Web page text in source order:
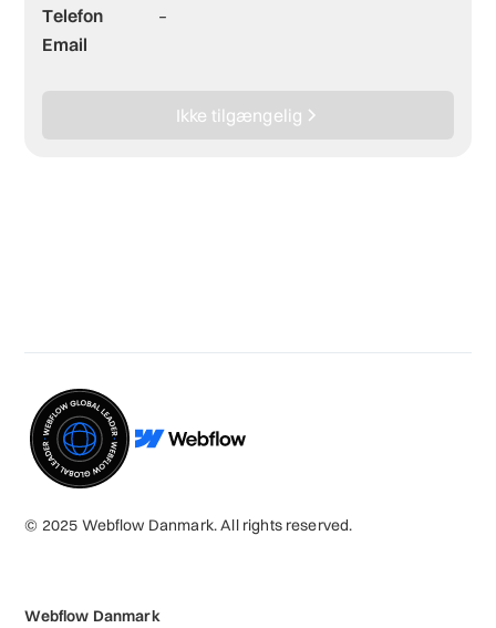
Telefon
–
Email
Ikke tilgængelig
© 2025 Webflow Danmark. All rights reserved.
Webflow Danmark